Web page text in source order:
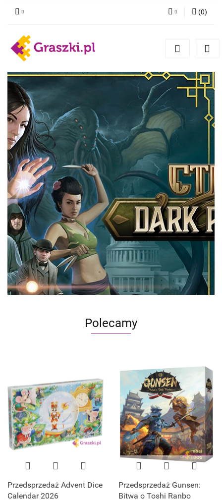
Zarejestruj się
Zgody cookies
(0)
Polecamy
Przedsprzedaż Advent Dice
Calendar 2026
Przedsprzedaż Gunsen:
Bitwa o Toshi Ranbo